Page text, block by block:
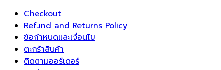
Checkout
Refund and Returns Policy
ข้อกำหนดและเงื่อนไข
ตะกร้าสินค้า
ติดตามออร์เดอร์